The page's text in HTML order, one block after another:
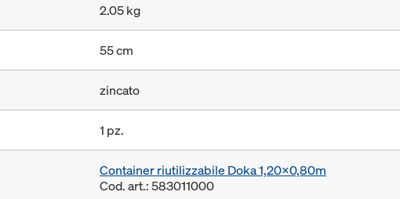
2.05 kg
55 cm
zincato
1 pz.
Container riutilizzabile Doka 1,20x0,80m
Cod. art.: 583011000